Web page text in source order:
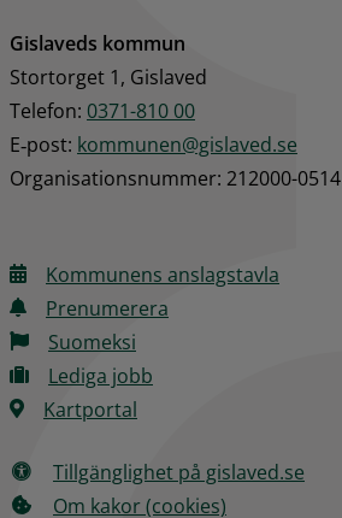
Gislaveds kommun
Stortorget 1, Gislaved
Telefon: 0371-810 00
E‑post: kommunen@gislaved.se
Organisationsnummer: 212000-0514
Kommunens anslagstavla
Prenumerera
Suomeksi
Lediga jobb
Kartportal
Tillgänglighet på gislaved.se
Om kakor (cookies)